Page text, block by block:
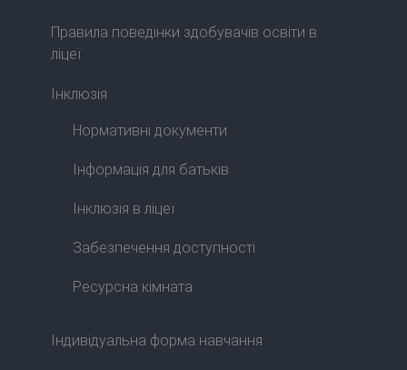
Правила поведінки здобувачів освіти в
ліцеї
Інклюзія
Нормативні документи
Інформація для батьків
Інклюзія в ліцеї
Забезпечення доступності
Ресурсна кімната
Індивідуальна форма навчання